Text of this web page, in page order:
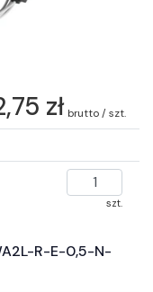
zł brutto / szt.
szt.
R-E-0,5-N-